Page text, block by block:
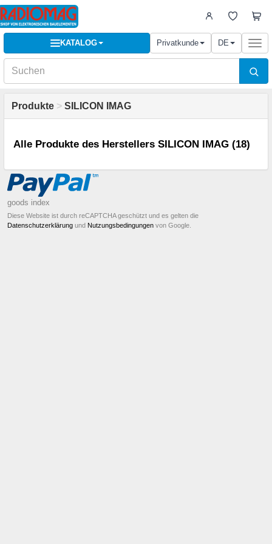
KATALOG Privatkunde DE
Produkte > SILICON IMAG
Alle Produkte des Herstellers SILICON IMAG (18)
goods index
Diese Website ist durch reCAPTCHA geschützt und es gelten die
Datenschutzerklärung und Nutzungsbedingungen von Google.